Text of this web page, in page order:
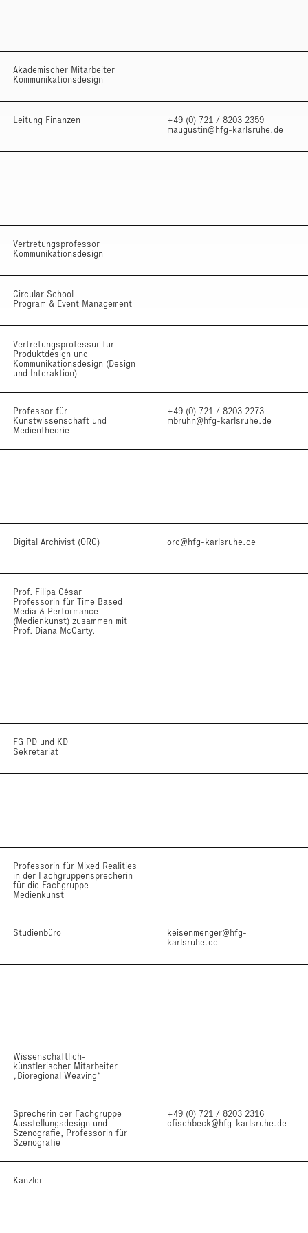
Akademischer Mitarbeiter
Kommunikationsdesign
Leitung Finanzen
+49 (0) 721 / 8203 2359
maugustin@hfg-karlsruhe.de
Vertretungsprofessor
Kommunikationsdesign
Circular School
Program & Event Management
Vertretungsprofessur für
Produktdesign und
Kommunikationsdesign (Design
und Interaktion)
Professor für
Kunstwissenschaft und
Medientheorie
+49 (0) 721 / 8203 2273
mbruhn@hfg-karlsruhe.de
Digital Archivist (ORC) orc@hfg-karlsruhe.de
Prof. Filipa César
Professorin für Time Based
Media & Performance
(Medienkunst) zusammen mit
Prof. Diana McCarty.
FG PD und KD
Sekretariat
Professorin für Mixed Realities
in der Fachgruppensprecherin
für die Fachgruppe
Medienkunst
Studienbüro
keisenmenger@hfg-
karlsruhe.de
Wissenschaftlich-
künstlerischer Mitarbeiter
„Bioregional Weaving“
Sprecherin der Fachgruppe
Ausstellungsdesign und
Szenografie, Professorin für
Szenografie
+49 (0) 721 / 8203 2316
cfischbeck@hfg-karlsruhe.de
Kanzler